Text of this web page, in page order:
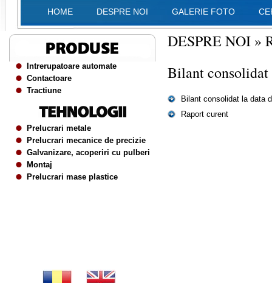
HOME DESPRE NOI GALERIE FOTO
Intrerupatoare automate
Contactoare
Tractiune
Prelucrari metale
Prelucrari mecanice de precizie
Galvanizare, acoperiri cu pulberi
Montaj
Prelucrari mase plastice
DESPRE NOI»
Bilant consolidat
Bilant consolidat la data
Raport curent